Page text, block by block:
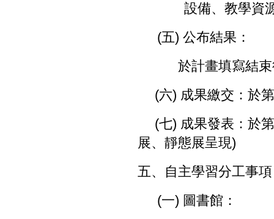
設備、教學資
(五) 公布結果：
於計畫填寫結
(六) 成果繳交：於
(七) 成果發表：於
展、靜態展呈現)
五、自主學習分工事
(一) 圖書館：